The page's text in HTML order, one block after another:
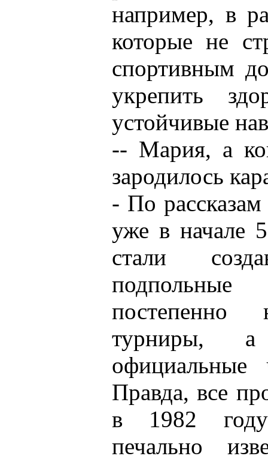
например, в
которые не
спортивным
укрепить
устойчивые
-- Мария, а
зародилось
- По
уже в начале
стали
постепенно
Правда, все
в 1982
печально